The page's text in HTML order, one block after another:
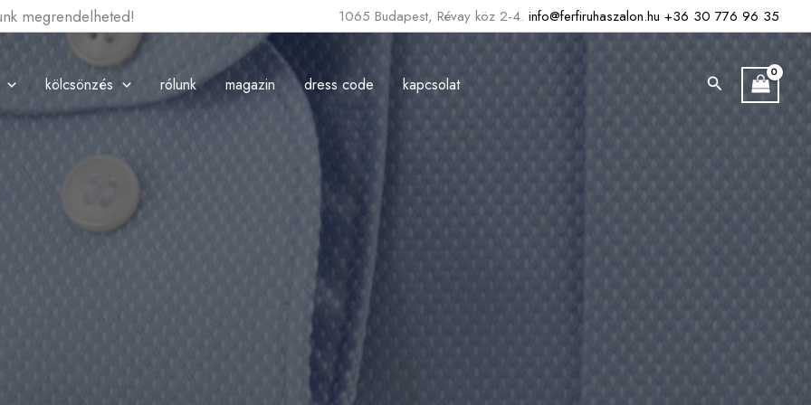
megrendelheted! 1065 Budapest, Révay köz 2-4. info@ferfiruhaszalon.hu +36 30 776 96 35
kölcsönzés rólunk magazin dress code kapcsolat Search